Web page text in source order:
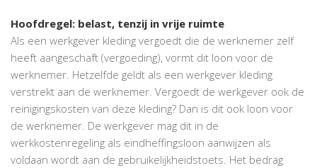
Hoofdregel: belast, tenzij in vrije ruimte
Als een werkgever kleding vergoedt die de werknemer zelf
heeft aangeschaft (vergoeding), vormt dit loon voor de
werknemer. Hetzelfde geldt als een werkgever kleding
verstrekt aan de werknemer. Vergoedt de werkgever ook de
reinigingskosten van deze kleding? Dan is dit ook loon voor
de werknemer. De werkgever mag dit in de
werkkostenregeling als eindheffingsloon aanwijzen als
voldaan wordt aan de gebruikelijkheidstoets. Het bedrag